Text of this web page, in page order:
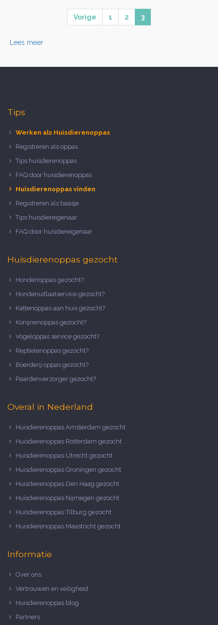
Vorige 1 2 3
Lees meer
Tips
Werken als Huisdierenoppas
Registreren als oppas
Tips huisdierenoppas
FAQ door huisdierenoppas
Huisdierenoppas vinden
Registreren als baasje
Tips huisdiereigenaar
FAQ door huisdiereigenaar
Huisdierenoppas gezocht
Hondenoppas gezocht?
Hondenuitlaatservice gezocht?
Kattenoppas aan huis gezocht?
Konijnenoppas gezocht?
Vogeloppas service gezocht?
Reptielenoppas gezocht?
Boerderij oppas gezocht?
Paardenverzorger gezocht?
Overal in Nederland
Huisdierenoppas Amsterdam gezocht
Huisdierenoppas Rotterdam gezocht
Huisdierenoppas Utrecht gezocht
Huisdierenoppas Groningen gezocht
Huisdierenoppas Den Haag gezocht
Huisdierenoppas Nijmegen gezocht
Huisdierenoppas Tilburg gezocht
Huisdierenoppas Maastricht gezocht
Informatie
Over ons
Vertrouwen en veiligheid
Huisdierenoppas blog
Partners